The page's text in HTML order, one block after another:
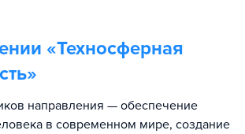
«Техносферная
»
направления — обеспечение
в современном мире, создание